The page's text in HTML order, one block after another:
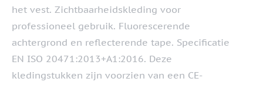
het vest. Zichtbaarheidskleding voor
professioneel gebruik. Fluorescerende
achtergrond en reflecterende tape. Specificatie
EN ISO 20471:2013+A1:2016. Deze
kledingstukken zijn voorzien van een CE-